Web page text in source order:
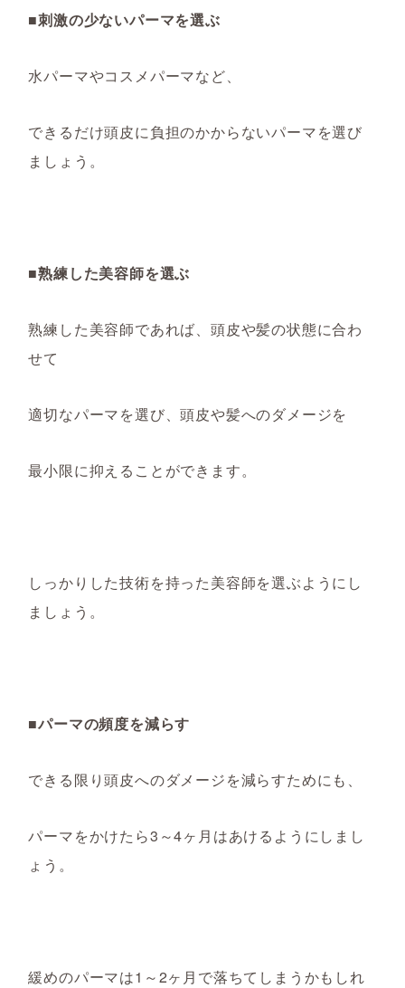
■刺激の少ないパーマを選ぶ
水パーマやコスメパーマなど、
できるだけ頭皮に負担のかからないパーマを選び
ましょう。
■熟練した美容師を選ぶ
熟練した美容師であれば、頭皮や髪の状態に合わ
せて
適切なパーマを選び、頭皮や髪へのダメージを
最小限に抑えることができます。
しっかりした技術を持った美容師を選ぶようにし
ましょう。
■パーマの頻度を減らす
できる限り頭皮へのダメージを減らすためにも、
パーマをかけたら3～4ヶ月はあけるようにしまし
ょう。
緩めのパーマは1～2ヶ月で落ちてしまうかもしれ